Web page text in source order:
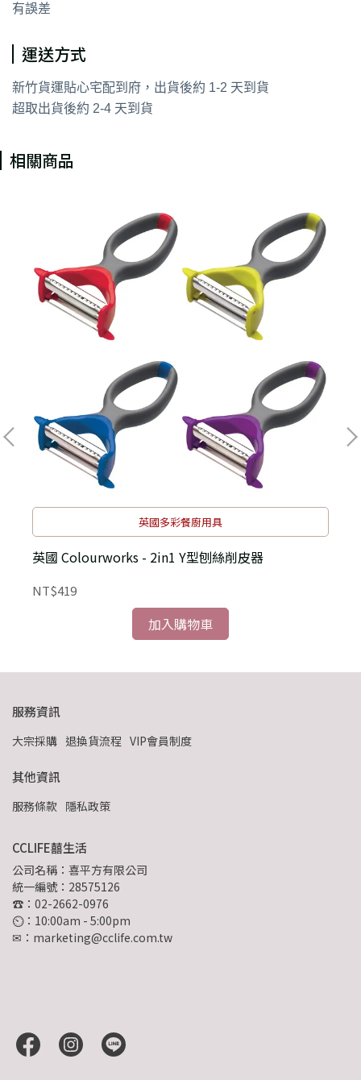
有誤差
運送方式
新竹貨運貼心宅配到府，出貨後約 1-2 天到貨
超取出貨後約 2-4 天到貨
相關商品
英國多彩餐廚用具
英國 Colourworks - 2in1 Y型刨絲削皮器
NT$419
加入購物車
服務資訊
大宗採購 退換貨流程 VIP會員制度
其他資訊
服務條款 隱私政策
CCLIFE囍生活
公司名稱：喜平方有限公司
統一編號：28575126
☎：02-2662-0976
⏲︎：10:00am - 5:00pm
✉：marketing@cclife.com.tw